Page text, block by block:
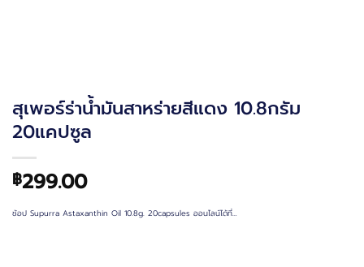
สุเพอร์ร่าน้ำมันสาหร่ายสีแดง 10.8กรัม
20แคปซูล
฿299.00
ช้อป Supurra Astaxanthin Oil 10.8g. 20capsules ออนไลน์ได้ที่…